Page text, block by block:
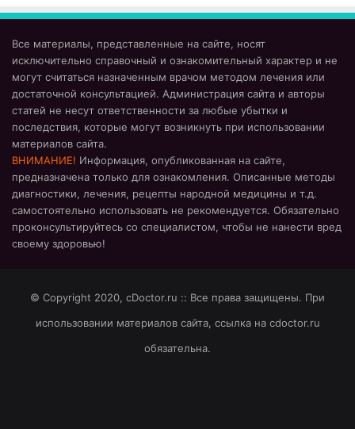
Все материалы, представленные на сайте, носят
исключительно справочный и ознакомительный характер и не
могут считаться назначенным врачом методом лечения или
достаточной консультацией. Администрация сайта и авторы
статей не несут ответственности за любые убытки и
последствия, которые могут возникнуть при использовании
материалов сайта.
ВНИМАНИЕ! Информация, опубликованная на сайте,
предназначена только для ознакомления. Описанные методы
диагностики, лечения, рецепты народной медицины и т.д.
самостоятельно использовать не рекомендуется. Обязательно
проконсультируйтесь со специалистом, чтобы не нанести вред
своему здоровью!
© Copyright 2020, cDoctor.ru :: Все права защищены. При
использовании материалов сайта, ссылка на cdoctor.ru
обязательна.